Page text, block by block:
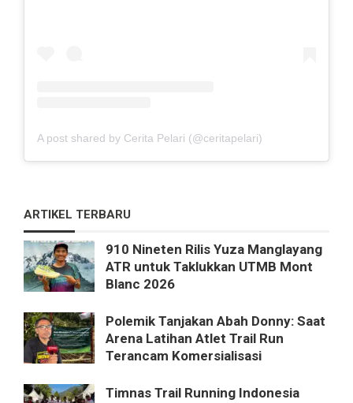
A post shared by Cerita Pelari (@ceritapelari)
ARTIKEL TERBARU
910 Nineten Rilis Yuza Manglayang
ATR untuk Taklukkan UTMB Mont
Blanc 2026
Polemik Tanjakan Abah Donny: Saat
Arena Latihan Atlet Trail Run
Terancam Komersialisasi
Timnas Trail Running Indonesia